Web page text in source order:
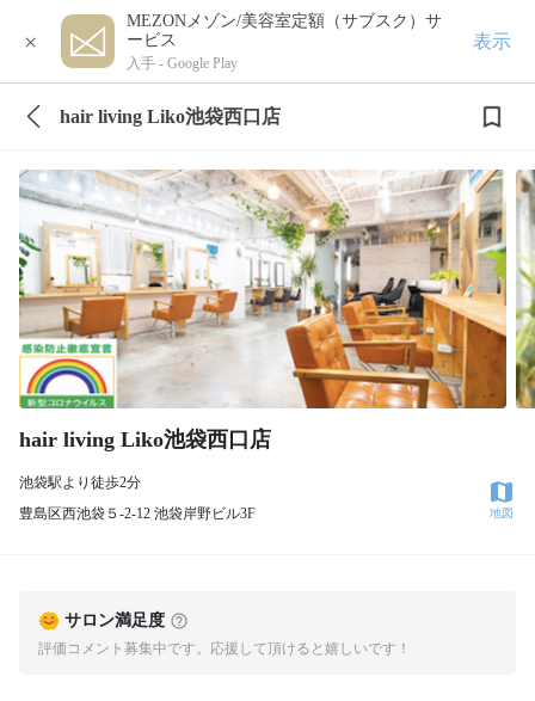
×
MEZONメゾン/美容室定額（サブスク）サ
ービス
入手 - Google Play
表示
hair living Liko池袋西口店
hair living Liko池袋西口店
池袋駅より徒歩2分
豊島区西池袋５-2-12 池袋岸野ビル3F
地図
サロン満足度
評価コメント募集中です。応援して頂けると嬉しいです！